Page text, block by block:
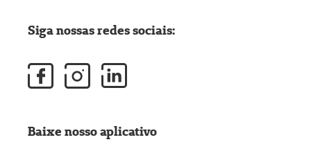
Siga nossas redes sociais:
Baixe nosso aplicativo